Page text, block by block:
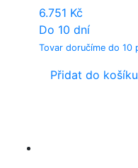
6.751 Kč
Do 10 dní
Tovar doručíme do 10
Přidat do košíku